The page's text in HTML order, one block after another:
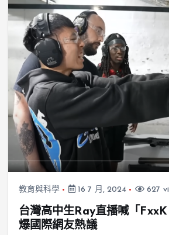
教育與科學 16 7 月, 2024 627
台灣高中生Ray直播喊「
爆國際網友熱議